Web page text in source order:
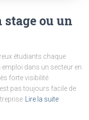
ou un
étudiants chaque
emploi dans un secteur en
forte visibilité.
pas toujours facile de
Lire la suite